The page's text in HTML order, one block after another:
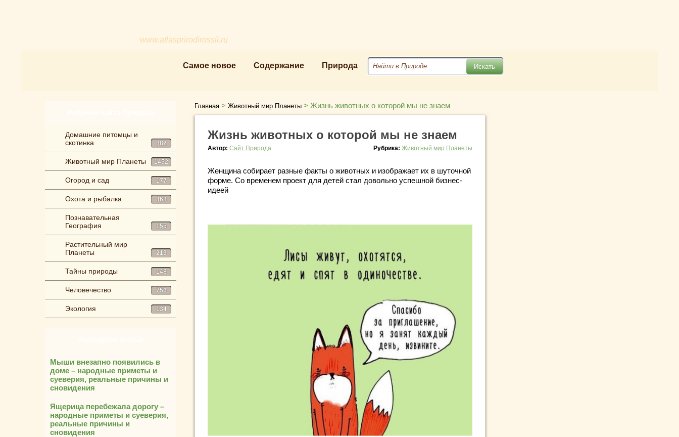
www.atlasprirodirossii.ru
Самое новое Содержание Природа
Домашние питомцы и
скотинка
882
Животный мир Планеты 1452
Огород и сад 177
Охота и рыбалка 368
Познавательная
География
155
Растительный мир
Планеты
213
Тайны природы 148
Человечество 756
Экология 134
Мыши внезапно появились в
доме – народные приметы и
суеверия, реальные причины и
сновидения
Ящерица перебежала дорогу –
народные приметы и суеверия,
реальные причины и
сновидения
Главная > Животный мир Планеты > Жизнь животных о которой мы не знаем
Жизнь животных о которой мы не знаем
Автор: Сайт Природа Рубрика: Животный мир Планеты
Женщина собирает разные факты о животных и изображает их в шуточной
форме. Со временем проект для детей стал довольно успешной бизнес-
идеей